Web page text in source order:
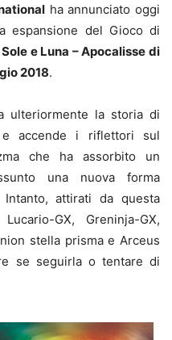
ha annunciato oggi
espansione del Gioco di
Sole e Luna – Apocalisse di
2018.
ulteriormente la storia di
accende i riflettori sul
che ha assorbito un
una nuova forma
Intanto, attirati da questa
GX, Greninja-GX,
stella prisma e Arceus
se seguirla o tentare di